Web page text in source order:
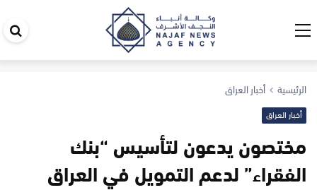
الرئيسية أخبار العراق
أخبار العراق
مختصون يدعون لتأسيس “بنك
الفقراء” لدعم التمويل في العراق